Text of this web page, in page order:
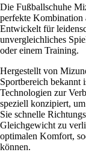
Die Fußballschuhe
perfekte Kombination
Entwickelt für
unvergleichliches
oder einem Training.
Hergestellt von
Sportbereich bekannt
Technologien zur
speziell konzipiert,
Sie schnelle
Gleichgewicht zu
optimalen Komfort,
können.